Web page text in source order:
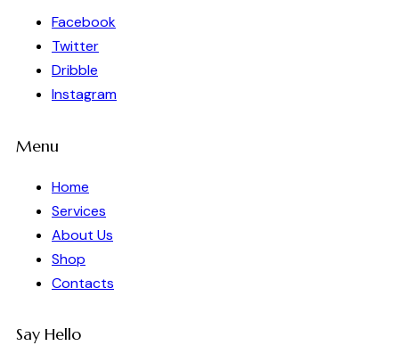
Facebook
Twitter
Dribble
Instagram
Menu
Home
Services
About Us
Shop
Contacts
Say Hello